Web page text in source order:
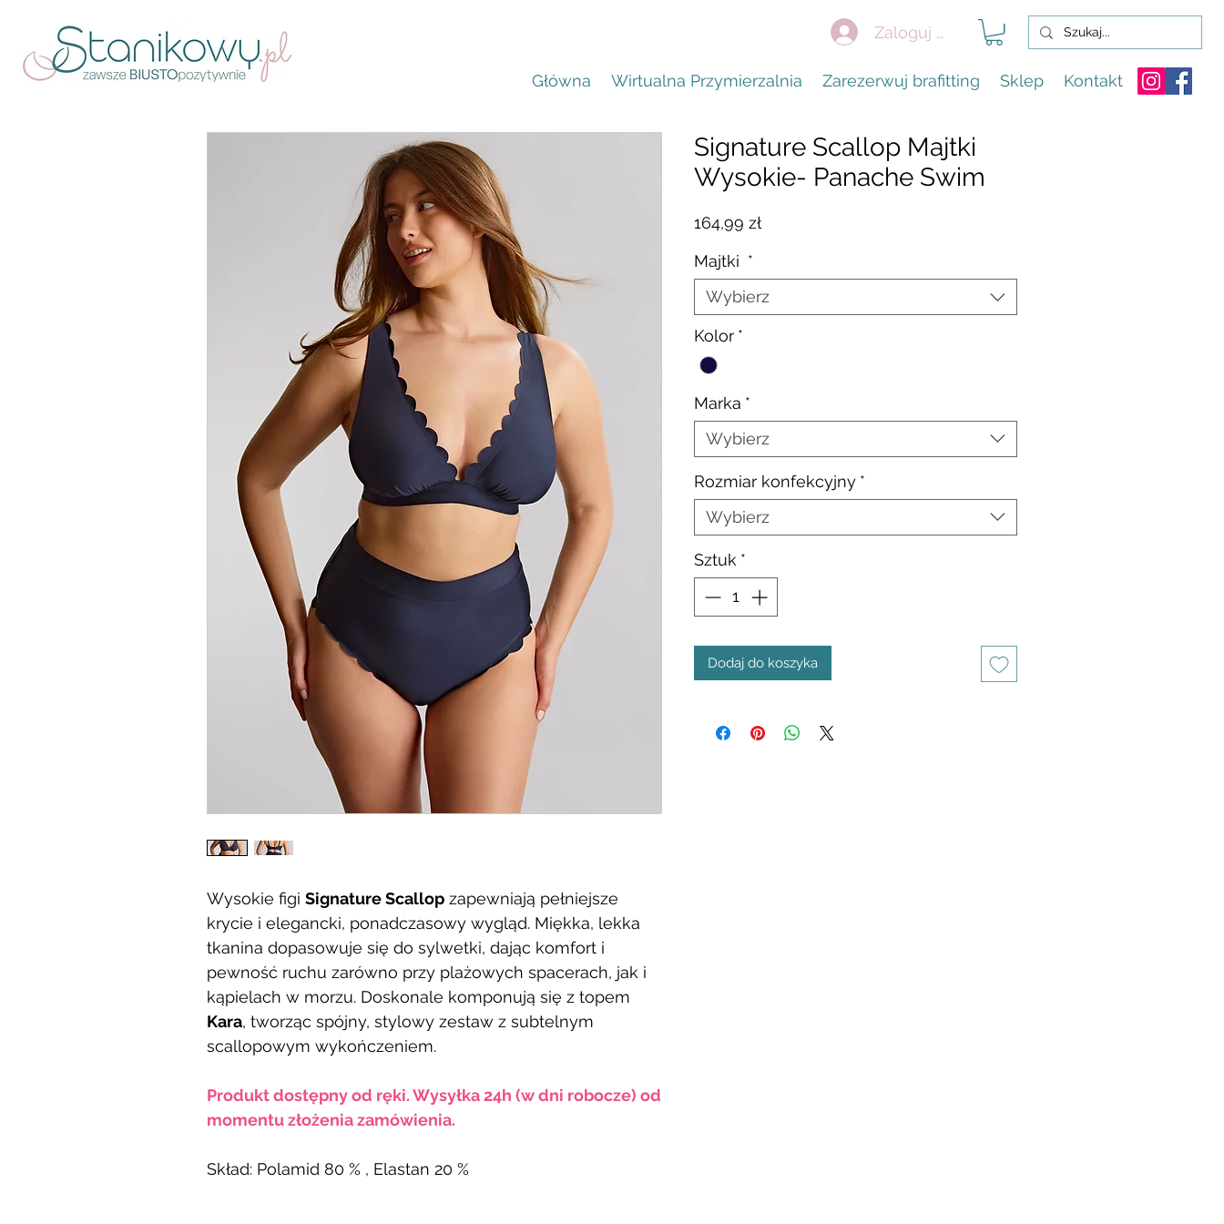
Zaloguj się
Główna Wirtualna Przymierzalnia Zarezerwuj brafitting Sklep Kontakt
Wysokie figi Signature Scallop zapewniają pełniejsze
krycie i elegancki, ponadczasowy wygląd. Miękka, lekka
tkanina dopasowuje się do sylwetki, dając komfort i
pewność ruchu zarówno przy plażowych spacerach, jak i
kąpielach w morzu. Doskonale komponują się z topem
Kara, tworząc spójny, stylowy zestaw z subtelnym
scallopowym wykończeniem.
Produkt dostępny od ręki. Wysyłka 24h (w dni robocze) od
momentu złożenia zamówienia.
Skład: Polamid 80 % , Elastan 20 %
Signature Scallop Majtki
Wysokie- Panache Swim
164,99 złCena
Majtki *
Wybierz
Kolor *
Marka *
Wybierz
Rozmiar konfekcyjny *
Wybierz
Sztuk *
Dodaj do koszyka